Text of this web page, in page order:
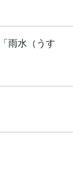
雨水（うす